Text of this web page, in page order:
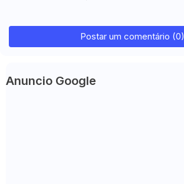
Postar um comentário (0)
Anuncio Google